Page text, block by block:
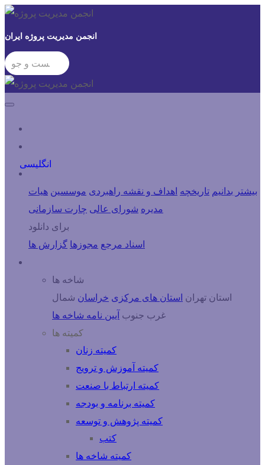
انجمن مدیریت پروژه ایران
انگلیسی
بیشتر بدانیم تاریخچه اهداف و نقشه راهبردی موسسین هیات
مدیره شورای عالی چارت سازمانی
برای دانلود
اسناد مرجع مجوزها گزارش ها
شاخه ها
استان تهران استان های مرکزی خراسان شمال
غرب جنوب آیین نامه شاخه ها
کمیته ها
کمیته زنان
کمیته آموزش و ترویج
کمیته ارتباط با صنعت
کمیته برنامه و بودجه
کمیته پژوهش و توسعه
کتب
کمیته شاخه ها